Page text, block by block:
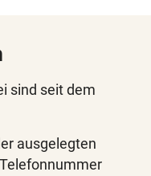
sind seit dem
ausgelegten